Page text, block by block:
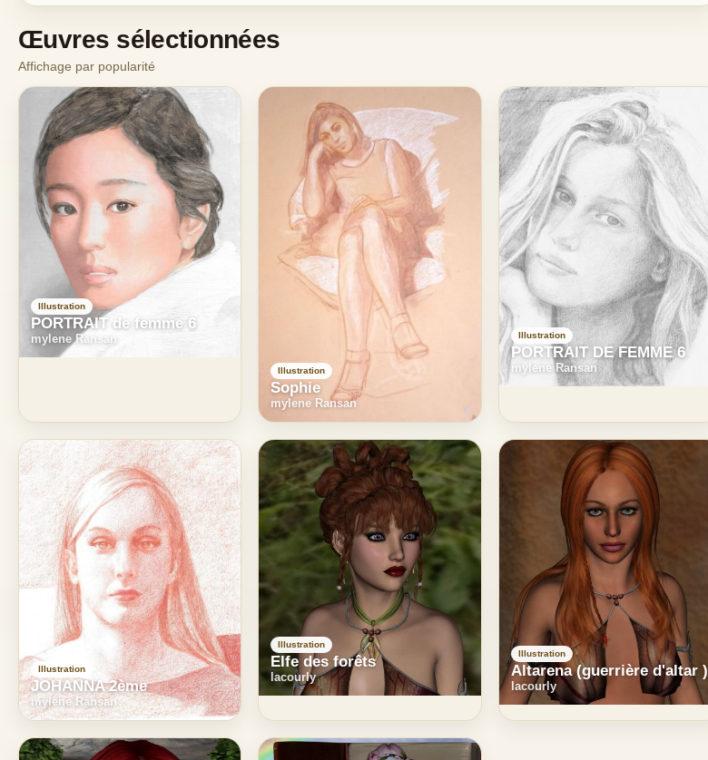
Œuvres sélectionnées
Affichage par popularité
Illustration
PORTRAIT de femme 6
mylene Ransan
Illustration
Sophie
mylene Ransan
Illustration
PORTRAIT DE FEMME 6
mylene Ransan
Illustration
JOHANNA 2ème
mylene Ransan
Illustration
Elfe des forêts
lacourly
Illustration
Altarena (guerrière d'altar )
lacourly